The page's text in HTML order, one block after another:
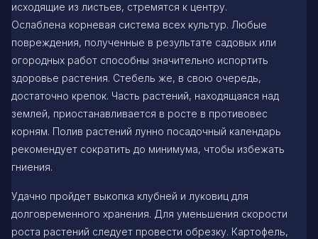
исходящие из листьев, стремятся к центру.
Ослаблена корневая система всех культур. Любые
повреждения, полученные в результате садовых или
огородных работ способны значительно испортить
здоровье растения. Стебель же, в свою очередь,
достаточно крепок. Часть растений, находящаяся над
землей, приостанавливается в росте в противовес
корням. Полив растений лунно посадочный календарь
рекомендует сократить до минимума, чтобы избежать
гниения.
Удачно пройдет выкопка клубней и луковиц для
долговременного хранения. Для уменьшения скорости
роста растений следует провести обрезку. Картофель,